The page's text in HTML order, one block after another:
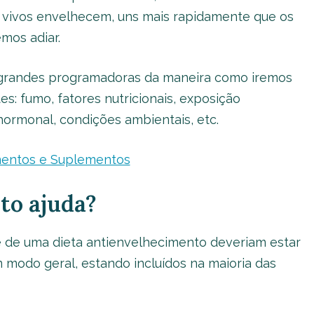
envelhecem, uns mais rapidamente que os
adiar.
programadoras da maneira como iremos
fumo, fatores nutricionais, exposição
condições ambientais, etc.
e Suplementos
ajuda?
uma dieta antienvelhecimento deveriam estar
geral, estando incluídos na maioria das